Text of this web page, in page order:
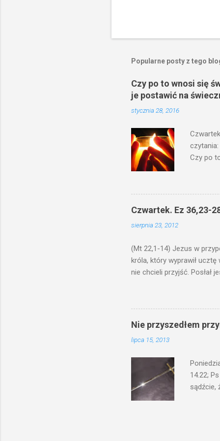
Popularne posty z tego
Czy po to wnosi się
je postawić na
stycznia 28, 2016
czytania:
Czy po
niechaj
ma. W
by je
Czwartek. Ez 36,23-
sierpnia 23, 2012
(Mt 22,1-14) Jezus w
króla, który wyprawił ucztę
nie chcieli przyjść. Posłał
swoje pole, drugi do
gniewem. Posłał swe
wprawdzie jest gotowa,
których spotkacie. Słudzy
biesiadnikami. Wszedł król,
Nie przyszedłem
lipca 15, 2013
14.22;
sądźcie,